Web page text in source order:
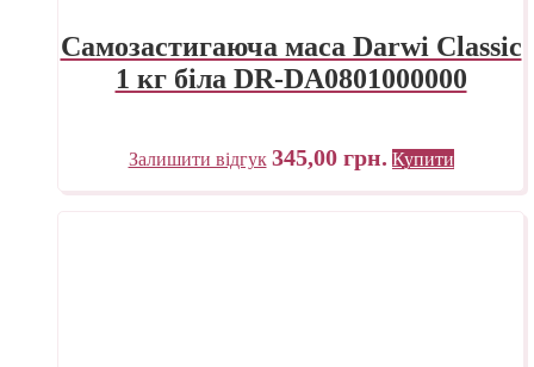
Самозастигаюча маса Darwi Classic
1 кг біла DR-DA0801000000
Залишити відгук 345,00 грн. Купити